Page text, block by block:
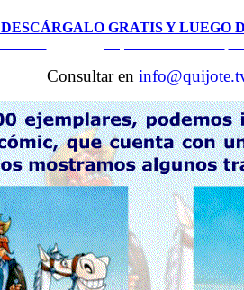
DESCÁRGALO GRATIS Y LUEGO
Consultar en